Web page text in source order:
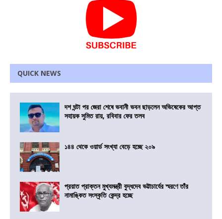
QUICK NEWS
দশ ঘন্টা পর জেরা শেষে ভবানী ভবন ছাড়লেন অভিষেকের আপ্ত
সহায়ক সুমিত রায়, রবিবার ফের তলব
১৪৪ থেকে ওয়ার্ড সংখ্যা বেড়ে হচ্ছে ২০৯
প্রয়াত প্রাক্তন মুখ্যমন্ত্রী বুদ্ধদেব ভট্টাচার্যের স্মরণে তাঁর
নামাঙ্কিত সংস্কৃতি কেন্দ্র হচ্ছে